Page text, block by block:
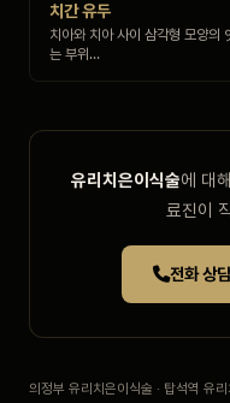
치간 유두
치아와 치아 사이 삼각형 모양의
는 부위…
유리치은이식술에 대
료진이
전화
의정부 유리치은이식술 · 탑석역 유